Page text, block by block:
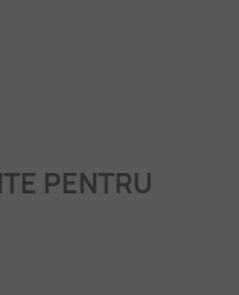
PENTRU